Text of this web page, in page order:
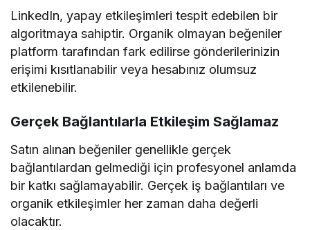
LinkedIn, yapay etkileşimleri tespit edebilen bir
algoritmaya sahiptir. Organik olmayan beğeniler
platform tarafından fark edilirse gönderilerinizin
erişimi kısıtlanabilir veya hesabınız olumsuz
etkilenebilir.
Gerçek Bağlantılarla Etkileşim Sağlamaz
Satın alınan beğeniler genellikle gerçek
bağlantılardan gelmediği için profesyonel anlamda
bir katkı sağlamayabilir. Gerçek iş bağlantıları ve
organik etkileşimler her zaman daha değerli
olacaktır.